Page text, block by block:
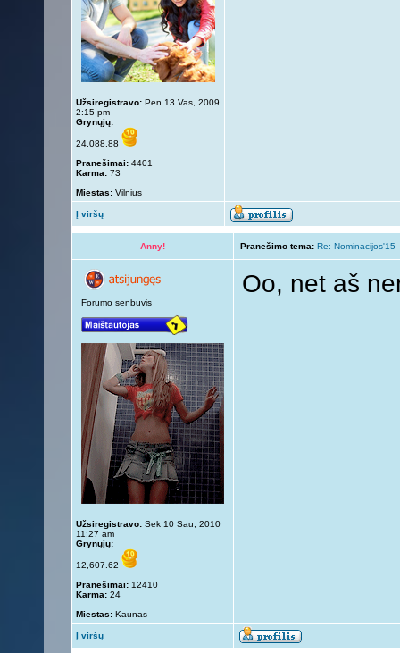
Užsiregistravo: Pen 13 Vas, 2009
2:15 pm
Grynųjų:
24,088.88
Pranešimai: 4401
Karma: 73
Miestas: Vilnius
Į viršų
Anny! Pranešimo tema: Re: Nominacijos'15
Forumo senbuvis
Užsiregistravo: Sek 10 Sau, 2010
11:27 am
Grynųjų:
12,607.62
Pranešimai: 12410
Karma: 24
Miestas: Kaunas
Oo, net aš
Į viršų